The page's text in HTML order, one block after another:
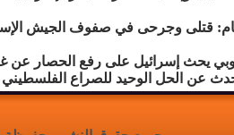
قتلى وجرحى في صفوف الجيش
يحث إسرائيل على رفع الحصار عن
عن الحل الوحيد للصراع الفلسطيني